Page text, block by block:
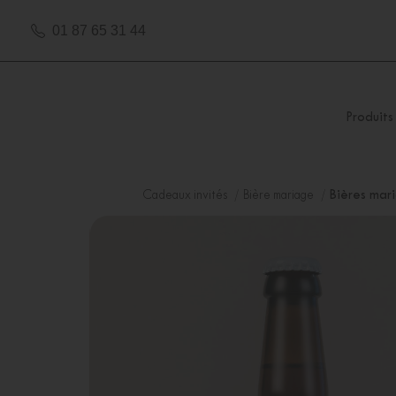
01 87 65 31 44
Produits
Cadeaux invités Bière mariage Bières